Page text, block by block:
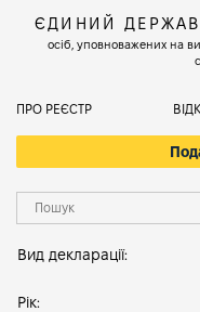
ЄДИНИЙ
осіб, уповноважених на
ПРО РЕЄСТР
Вид декларації:
Рік: